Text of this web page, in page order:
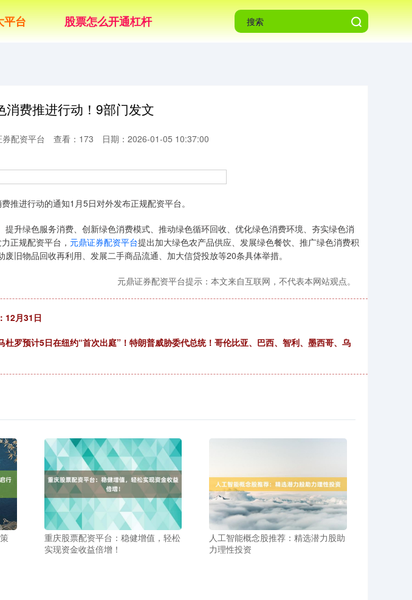
平台 股票怎么开通杠杆
消费推进行动！9部门发文
配资平台 查看：173 日期：2026-01-05 10:37:00
进行动的通知1月5日对外发布正规配资平台。
升绿色服务消费、创新绿色消费模式、推动绿色循环回收、优化绿色消费环境、夯实绿色消
正规配资平台， 元鼎证券配资平台提出加大绿色农产品供应、发展绿色餐饮、推广绿色消费积
旧物品回收再利用、发展二手商品流通、加大信贷投放等20条具体举措。
元鼎证券配资平台提示：本文来自互联网，不代表本网站观点。
12月31日
杜罗预计5日在纽约“首次出庭”！特朗普威胁委代总统！哥伦比亚、巴西、智利、墨西哥、乌
重庆股票配资平台：稳健增值，轻松
实现资金收益倍增！
人工智能概念股推荐：精选潜力股助
力理性投资